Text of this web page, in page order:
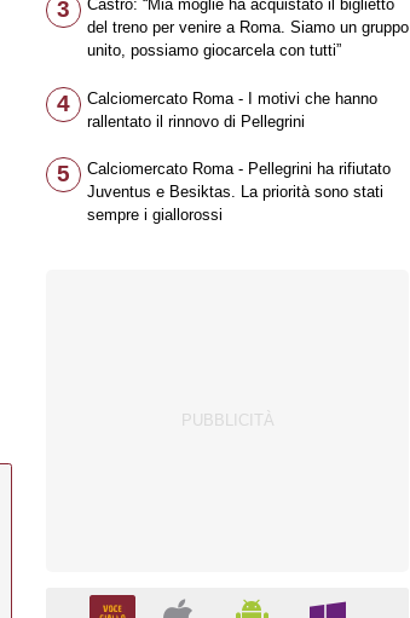
Mastantuono
3
Castro: “Mia moglie ha acquistato il biglietto
del treno per venire a Roma. Siamo un gruppo
unito, possiamo giocarcela con tutti”
4
Calciomercato Roma - I motivi che hanno
rallentato il rinnovo di Pellegrini
5
Calciomercato Roma - Pellegrini ha rifiutato
Juventus e Besiktas. La priorità sono stati
sempre i giallorossi